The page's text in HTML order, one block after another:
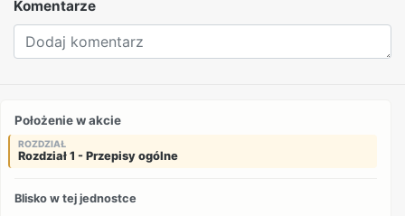
Komentarze
Położenie w akcie
ROZDZIAŁ
Rozdział 1 - Przepisy ogólne
Blisko w tej jednostce